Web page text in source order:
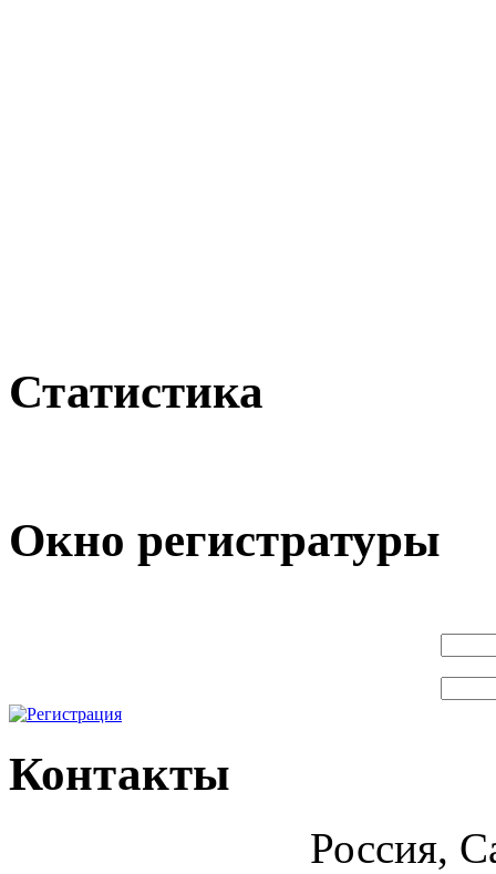
Статистика
Окно регистратуры
Контакты
Россия,